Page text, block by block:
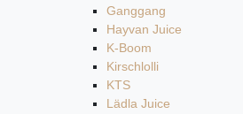
Ganggang
Hayvan Juice
K-Boom
Kirschlolli
KTS
Lädla Juice